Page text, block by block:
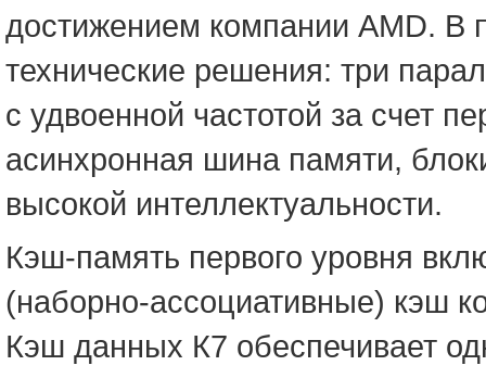
достижением компании AMD.
технические решения: три
с удвоенной частотой за счет
асинхронная шина памяти,
высокой интеллектуальности.
Кэш-память первого уровня
(наборно-ассоциативные) кэш
Кэш данных К7 обеспечивает